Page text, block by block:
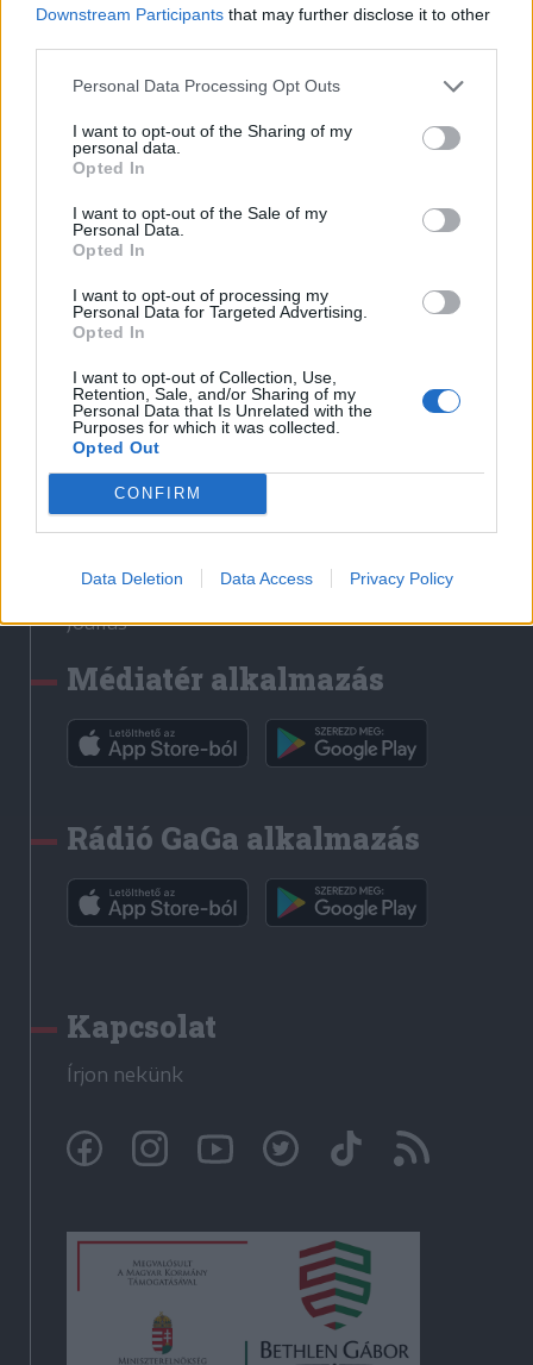
Downstream Participants that may further disclose it to other
Personal Data Processing Opt Outs
I want to opt-out of the Sharing of my
personal data.
Opted In
I want to opt-out of the Sale of my
Personal Data.
Opted In
I want to opt-out of processing my
Personal Data for Targeted Advertising.
Opted In
I want to opt-out of Collection, Use,
Retention, Sale, and/or Sharing of my
Personal Data that Is Unrelated with the
Purposes for which it was collected.
Opted Out
CONFIRM
Data Deletion Data Access Privacy Policy
Hozzászólási szabályzat
Nyomtatott lapjaink archívuma
Székely Hírmondó archívuma
Sütibeállítások
Médiatér
Liget
Krónika
Bihari Napló
Erdélyi Napló
Főtér
Rádió GaGa
Jóállás
Médiatér alkalmazás
Rádió GaGa alkalmazás
Kapcsolat
Írjon nekünk